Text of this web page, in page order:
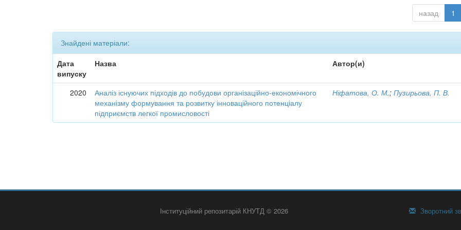
назад 1
Знайдені матеріали:
Дата
випуску
Назва Автор(и)
2020
Аналіз існуючих підходів до побудови організаційно-економічного
механізму формування та розвитку інноваційного потенціалу
підприємств легкої промисловості
Ніфатова, О. М.;Пузирьова, П. В.
Інституційний репозитарій КНУТД © 2026 Зворотний